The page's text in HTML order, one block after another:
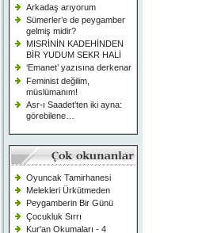
Arkadaş arıyorum
Sümerler’e de peygamber
gelmiş midir?
MISRİNİN KADEHİNDEN
BİR YUDUM SEKR HALİ
‘Emanet’ yazısına derkenar
Feminist değilim,
müslümanım!
Asr-ı Saadet’ten iki ayna:
görebilene…
Oyuncak Tamirhanesi
Melekleri Ürkütmeden
Peygamberin Bir Günü
Çocukluk Sırrı
Kur'an Okumaları - 4